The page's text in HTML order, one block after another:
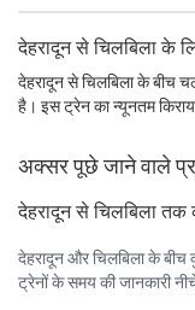
देहरादून से चिलबिला के
देहरादून से चिलबिला के बीच
है। इस ट्रेन का न्यूनतम
अक्सर पूछे जाने वाले
देहरादून से चिलबिला तक
देहरादून और चिलबिला के
ट्रेनों के समय की जानकारी